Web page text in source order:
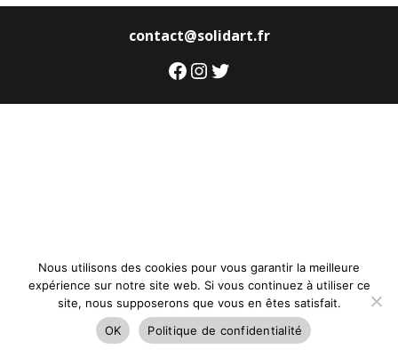
contact@solidart.fr
Facebook
Instagram
Twitter
Nous utilisons des cookies pour vous garantir la meilleure
expérience sur notre site web. Si vous continuez à utiliser ce
site, nous supposerons que vous en êtes satisfait.
OK
Politique de confidentialité